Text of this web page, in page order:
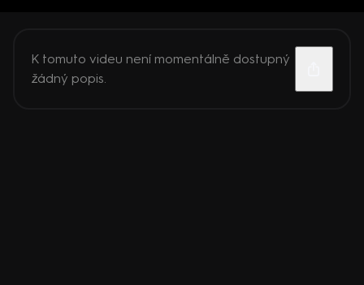
K tomuto videu není momentálně dostupný
žádný popis.